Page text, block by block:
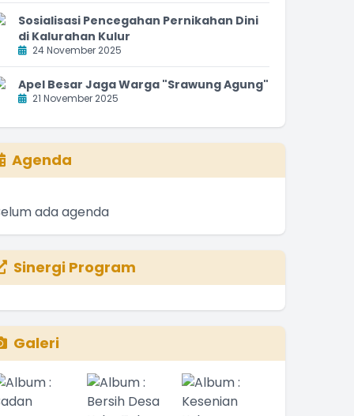
Sosialisasi Pencegahan Pernikahan Dini
di Kalurahan Kulur
24 November 2025
Apel Besar Jaga Warga "Srawung Agung"
21 November 2025
Agenda
ada agenda
Sinergi Program
Galeri